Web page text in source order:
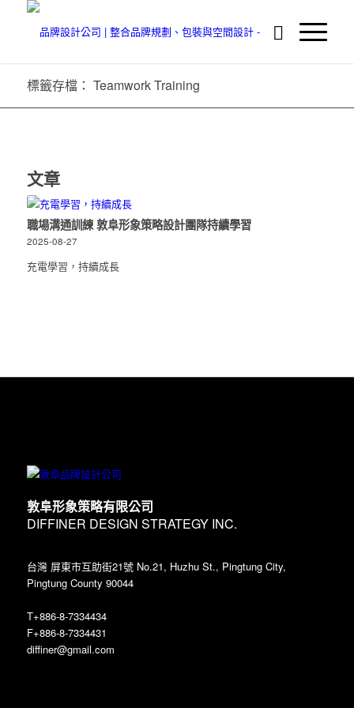
標籤存檔： Teamwork Training
文章
職場溝通訓練 敦阜形象策略設計團隊持續學習
2025-08-27
充電學習，持續成長
敦阜形象策略有限公司
DIFFINER DESIGN STRATEGY INC.
台灣 屏東市互助街21號 No.21, Huzhu St., Pingtung City,
Pingtung County 90044
T+886-8-7334434
F+886-8-7334431
diffiner@gmail.com